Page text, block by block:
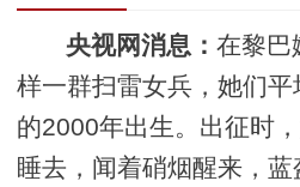
央视网消息： 在黎巴
样一群扫雷女兵，她们
的2000年出生。出征时
睡去，闻着硝烟醒来，